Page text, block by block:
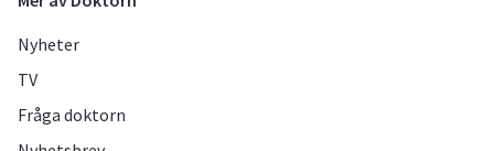
Nyheter
TV
Fråga doktorn